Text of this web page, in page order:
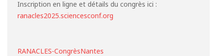
Inscription en ligne et détails du congrès ici :
ranacles2025.sciencesconf.org
RANACLES-CongrèsNantes